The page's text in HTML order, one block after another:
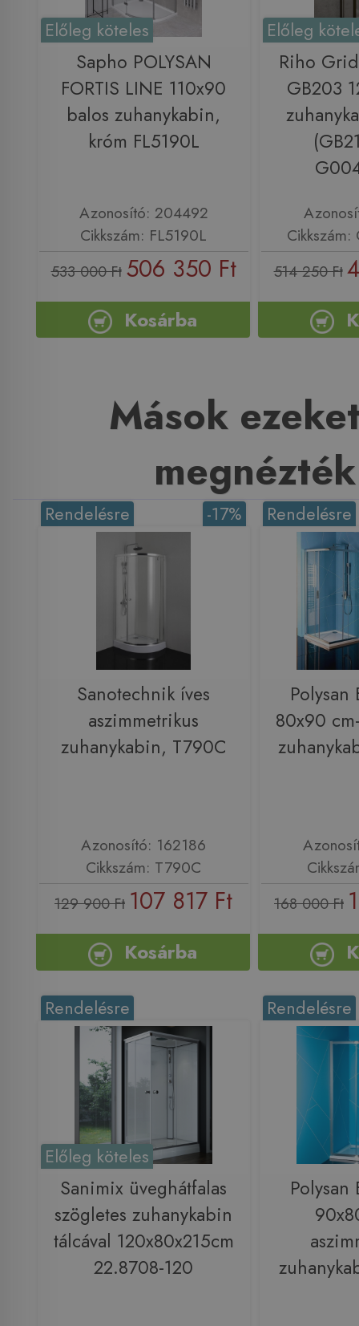
Előleg köteles
Sapho POLYSAN
FORTIS LINE 110x90
balos zuhanykabin,
króm FL5190L
Azonosító: 204492
Cikkszám: FL5190L
533 000 Ft 506 350 Ft
Kosárba
Előleg
Riho
GB203
514 250 Ft
Mások
megnézték
-17%
Rendelésre
Sanotechnik íves
aszimmetrikus
zuhanykabin, T790C
Azonosító: 162186
Cikkszám: T790C
129 900 Ft 107 817 Ft
Kosárba
Rendelésre
Polysan
80x90
168 000 Ft
Rendelésre
Előleg köteles
Sanimix üveghátfalas
szögletes zuhanykabin
tálcával 120x80x215cm
22.8708-120
Rendelésre
Polysan